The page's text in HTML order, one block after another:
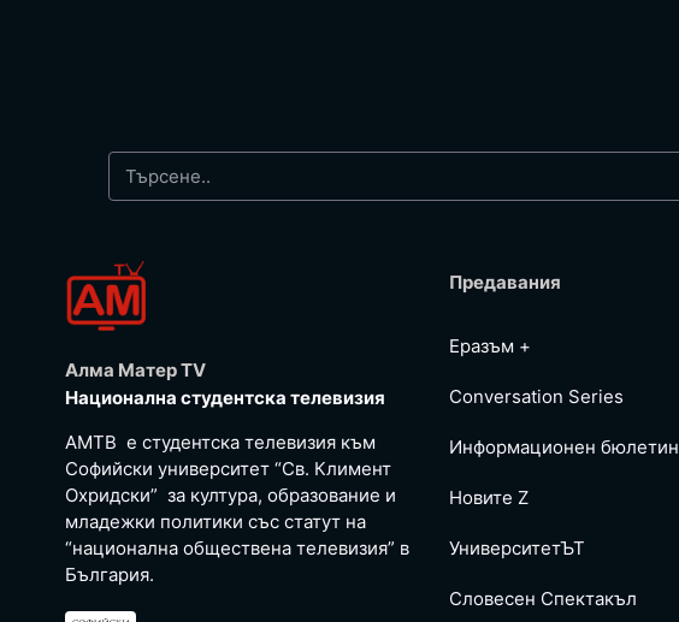
Алма Матер TV
Национална студентска телевизия
АМТВ е студентска телевизия към
Софийски университет “Св. Климент
Охридски” за култура, образование и
младежки политики със статут на
“национална обществена телевизия” в
България.
Предавания
Еразъм +
Conversation Series
Информационен бюлетин
Новите Z
УниверситетЪТ
Словесен Спектакъл